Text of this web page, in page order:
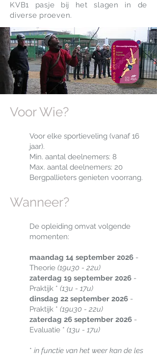
KVB1 pasje bij het slagen in de
diverse proeven.
Voor Wie?
Voor elke sportieveling (vanaf 16
jaar).
Min. aantal deelnemers: 8
Max. aantal deelnemers: 20
Bergpallieters genieten voorrang.
Wanneer?
De opleiding omvat volgende
momenten:
maandag 14 september 2026 -
Theorie (19u30 - 22u)
zaterdag 19 september 2026 -
Praktijk * (13u - 17u)
dinsdag 22 september 2026 -
Praktijk * (19u30 - 22u)
zaterdag 26 september 2026 -
Evaluatie * (13u - 17u)
* in functie van het weer kan de les